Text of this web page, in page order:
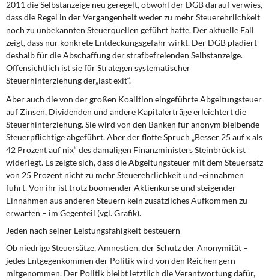
Kontakt
2011 die Selbstanzeige neu geregelt, obwohl der DGB darauf verwies,
dass die Regel in der Vergangenheit weder zu mehr Steuerehrlichkeit
noch zu unbekannten Steuerquellen geführt hatte. Der aktuelle Fall
zeigt, dass nur konkrete Entdeckungsgefahr wirkt. Der DGB plädiert
deshalb für die Abschaffung der strafbefreienden Selbstanzeige.
Offensichtlich ist sie für Strategen systematischer
Steuerhinterziehung der„last exit“.
Aber auch die von der großen Koalition eingeführte Abgeltungsteuer
auf Zinsen, Dividenden und andere Kapitalerträge erleichtert die
Steuerhinterziehung. Sie wird von den Banken für anonym bleibende
Steuerpflichtige abgeführt. Aber der flotte Spruch „Besser 25 auf x als
42 Prozent auf nix“ des damaligen Finanzministers Steinbrück ist
widerlegt. Es zeigte sich, dass die Abgeltungsteuer mit dem Steuersatz
von 25 Prozent nicht zu mehr Steuerehrlichkeit und -einnahmen
führt. Von ihr ist trotz boomender Aktienkurse und steigender
Einnahmen aus anderen Steuern kein zusätzliches Aufkommen zu
erwarten – im Gegenteil (vgl. Grafik).
Jeden nach seiner Leistungsfähigkeit besteuern
Ob niedrige Steuersätze, Amnestien, der Schutz der Anonymität –
jedes Entgegenkommen der Politik wird von den Reichen gern
mitgenommen. Der Politik bleibt letztlich die Verantwortung dafür,